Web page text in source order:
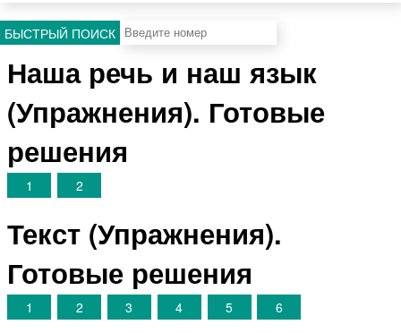
БЫСТРЫЙ ПОИСК
Наша речь и наш язык
(Упражнения). Готовые
решения
1 2
Текст (Упражнения).
Готовые решения
1 2 3 4 5 6